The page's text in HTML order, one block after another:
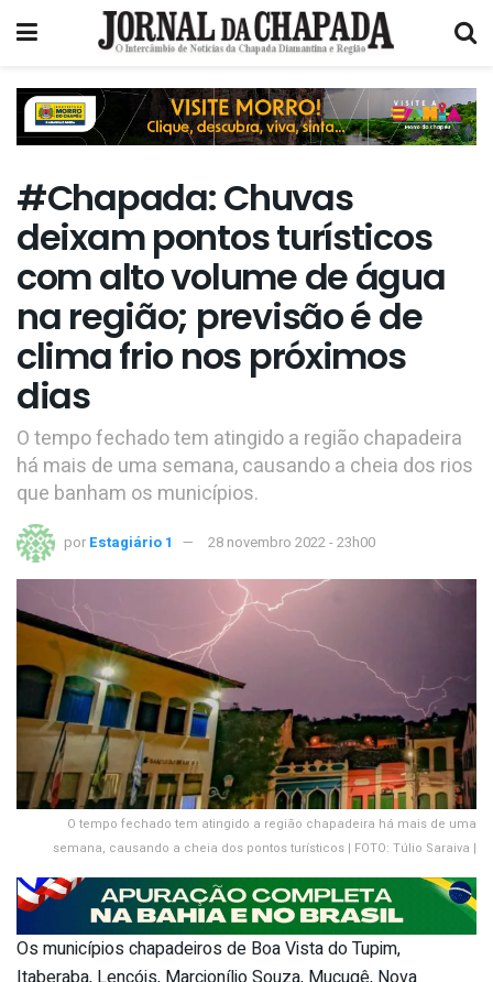
#Chapada: Chuvas
deixam pontos turísticos
com alto volume de água
na região; previsão é de
clima frio nos próximos
dias
O tempo fechado tem atingido a região chapadeira
há mais de uma semana, causando a cheia dos rios
que banham os municípios.
por Estagiário 1 28 novembro 2022 - 23h00
O tempo fechado tem atingido a região chapadeira há mais de uma
semana, causando a cheia dos pontos turísticos | FOTO: Túlio Saraiva |
Os municípios chapadeiros de Boa Vista do Tupim,